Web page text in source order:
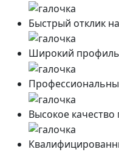
Быстрый отклик
Широкий
Высокое